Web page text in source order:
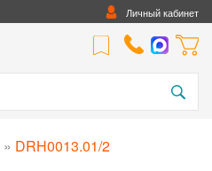
Личный кабинет
» DRH0013.01/2